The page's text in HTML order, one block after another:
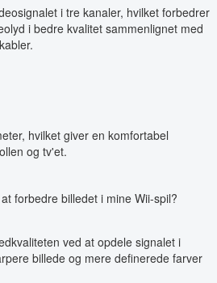
i tre kanaler, hvilket forbedrer
i bedre kvalitet sammenlignet med
hvilket giver en komfortabel
og tv'et.
forbedre billedet i mine Wii-spil?
ved at opdele signalet i
billede og mere definerede farver